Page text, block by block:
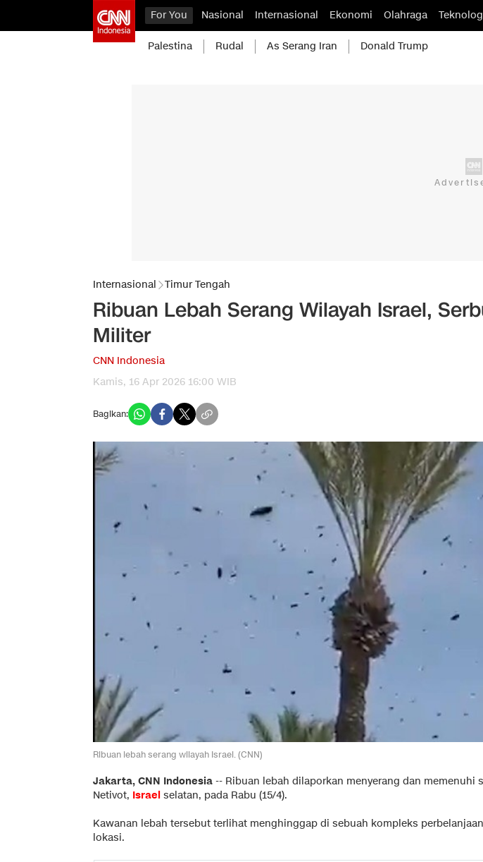
For You Nasional Internasional Ekonomi Olahraga
Palestina Rudal As Serang Iran Donald Trump
Internasional Timur Tengah
Ribuan Lebah Serang Wilayah Israel,
Militer
CNN Indonesia
Kamis, 16 Apr 2026 16:00 WIB
Bagikan:
Ribuan lebah serang wilayah Israel. (CNN)
Jakarta, CNN Indonesia -- Ribuan lebah dilaporkan menyerang dan memenuhi
Netivot, Israel selatan, pada Rabu (15/4).
Kawanan lebah tersebut terlihat menghinggap di sebuah kompleks
lokasi.